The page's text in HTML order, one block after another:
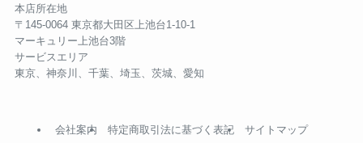
本店所在地
〒145-0064 東京都大田区上池台1-10-1
マーキュリー上池台3階
サービスエリア
東京、神奈川、千葉、埼玉、茨城、愛知
会社案内 特定商取引法に基づく表記 サイトマップ